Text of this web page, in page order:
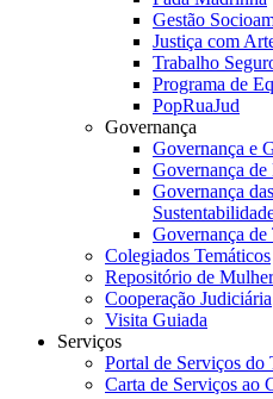
Gestão
Justiça com
Trabalho
Programa de
PopRuaJud
Governança
Governança e
Governança de
Governança
Governança
Colegiados Temáticos
Repositório de
Cooperação Judiciária
Visita Guiada
Serviços
Portal de Serviços do
Carta de Serviços ao